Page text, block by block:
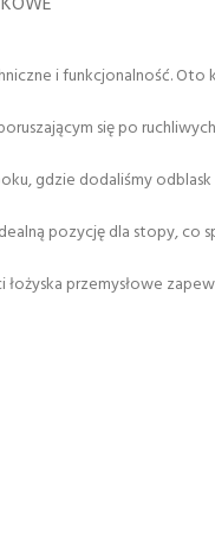
i funkcjonalność.
się po
gdzie dodaliśmy
pozycję dla stopy, co
przemysłowe